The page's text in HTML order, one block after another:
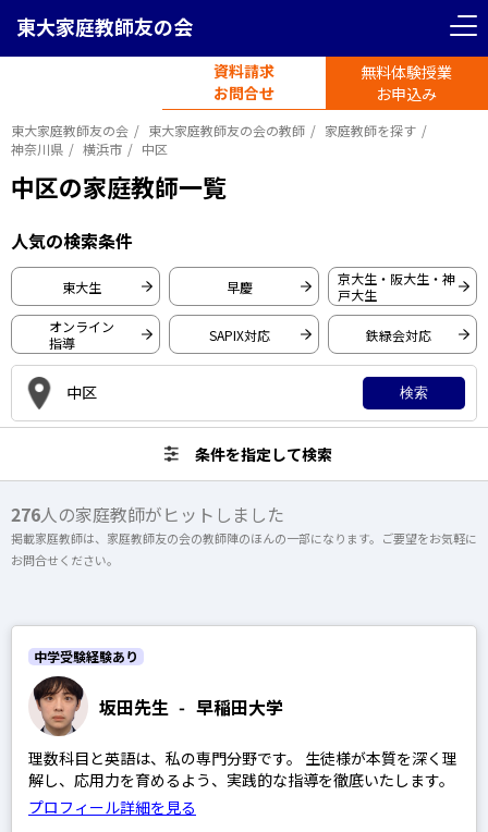
東大家庭教師友の会
資料請求
お問合せ
無料体験授業
お申込み
＜ 戻る
早稲田大学
慶應義塾大学
一橋大学
東京工業大学
京都大学
大阪大学
開成高等学校
桜蔭高等学校
女子学院高等学校
筑波大学附属駒場高等学校
渋谷教育学園幕張高等学校
灘高等学校
東大家庭教師友の会 東大家庭教師友の会の教師
家庭教師を探す
神奈川県
横浜市 中区
中区の家庭教師一覧
人気の検索条件
東大生 早慶
京大生・阪大生・神
戸大生
オンライン
指導
SAPIX対応 鉄緑会対応
中区 検索
条件を指定して検索
276人の家庭教師がヒットしました
掲載家庭教師は、家庭教師友の会の教師陣のほんの一部になります。ご要望をお気軽に
お問合せください。
坂田先生 - 早稲田大学
中学受験経験あり
理数科目と英語は、私の専門分野です。 生徒様が本質を深く理
解し、応用力を育めるよう、実践的な指導を徹底いたします。
プロフィール詳細を見る
＜ 戻る リセット
東京都 神奈川県
埼玉県
関西圏エリア
大阪府 京都府
上記以外のエリア（海外含む）はオンライン指導で対応可能です
オンライン家庭教師